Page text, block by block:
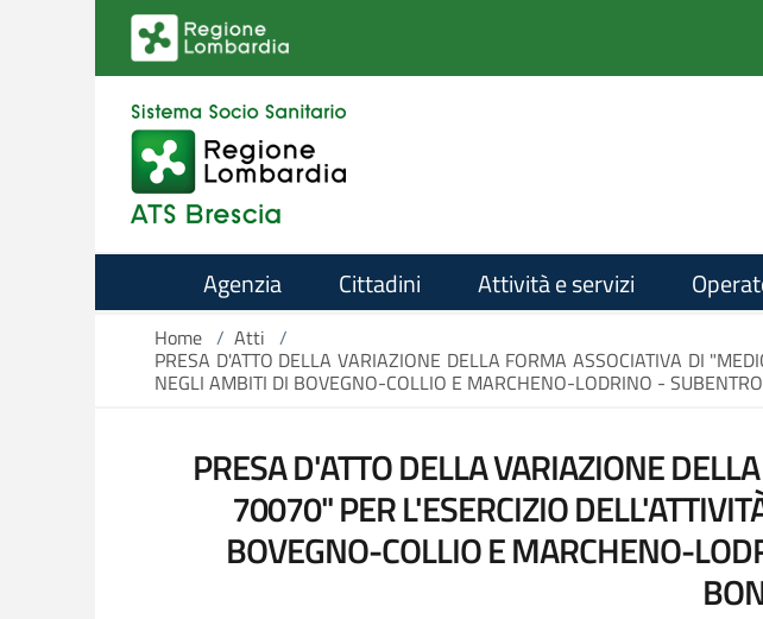
Salta al contenuto principale
Agenzia Cittadini Attività e servizi
Home / Atti /
PRESA D'ATTO DELLA VARIAZIONE DELLA FORMA ASSOCIATIVA DI
NEGLI AMBITI DI BOVEGNO-COLLIO E MARCHENO-LODRINO -
PRESA D'ATTO DELLA VARIAZIONE
70070" PER L'ESERCIZIO
BOVEGNO-COLLIO E MARCHENO-